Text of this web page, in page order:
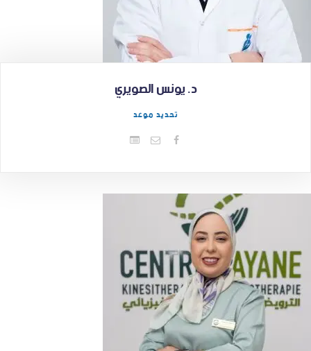
د. يونس الصويري
تحديد موعد